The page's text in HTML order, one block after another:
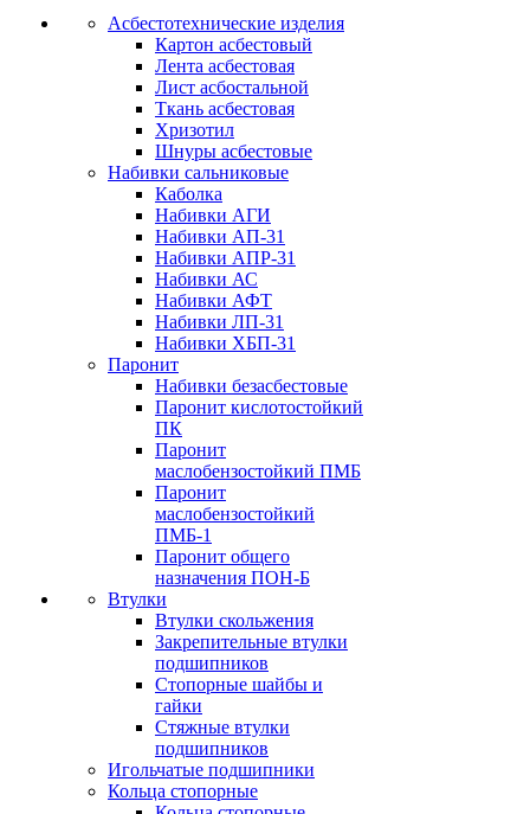
Асбестотехнические изделия
Картон асбестовый
Лента асбестовая
Лист асбостальной
Ткань асбестовая
Хризотил
Шнуры асбестовые
Набивки сальниковые
Каболка
Набивки АГИ
Набивки АП-31
Набивки АПР-31
Набивки АС
Набивки АФТ
Набивки ЛП-31
Набивки ХБП-31
Паронит
Набивки безасбестовые
Паронит кислотостойкий
ПК
Паронит
маслобензостойкий ПМБ
Паронит
маслобензостойкий
ПМБ-1
Паронит общего
назначения ПОН-Б
Втулки
Втулки скольжения
Закрепительные втулки
подшипников
Стопорные шайбы и
гайки
Стяжные втулки
подшипников
Игольчатые подшипники
Кольца стопорные